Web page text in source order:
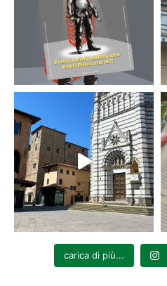
carica di più...